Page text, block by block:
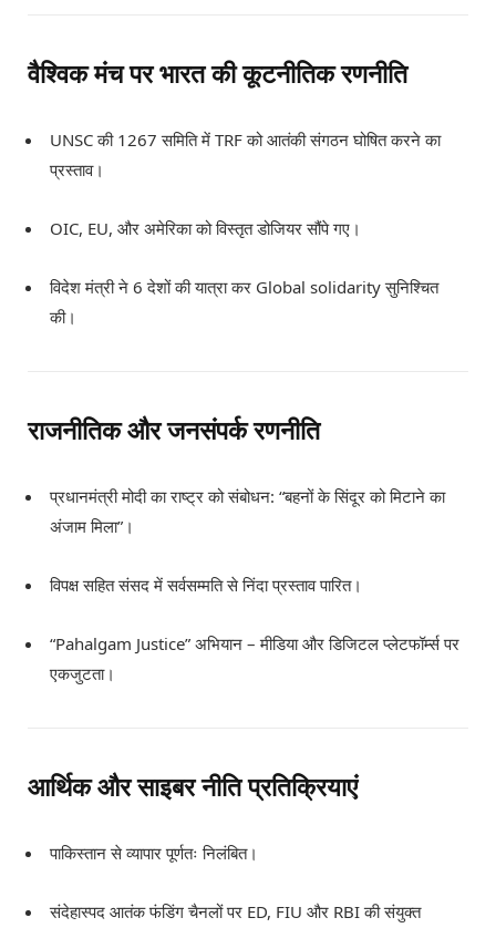
वैश्विक मंच पर भारत की कूटनीतिक रणनीति
UNSC की 1267 समिति में TRF को आतंकी संगठन घोषित करने का
प्रस्ताव।
OIC, EU, और अमेरिका को विस्तृत डोजियर सौंपे गए।
विदेश मंत्री ने 6 देशों की यात्रा कर Global solidarity सुनिश्चित
की।
राजनीतिक और जनसंपर्क रणनीति
प्रधानमंत्री मोदी का राष्ट्र को संबोधन: “बहनों के सिंदूर को मिटाने का
अंजाम मिला”।
विपक्ष सहित संसद में सर्वसम्मति से निंदा प्रस्ताव पारित।
“Pahalgam Justice” अभियान – मीडिया और डिजिटल प्लेटफॉर्म्स पर
एकजुटता।
आर्थिक और साइबर नीति प्रतिक्रियाएं
पाकिस्तान से व्यापार पूर्णतः निलंबित।
संदेहास्पद आतंक फंडिंग चैनलों पर ED, FIU और RBI की संयुक्त